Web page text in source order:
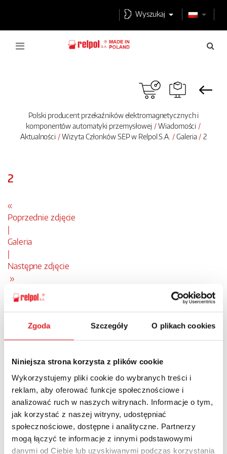
Zgoda Szczegóły O plikach cookies
Niniejsza strona korzysta z plików cookie
Wykorzystujemy pliki cookie do wybranych treści i
reklam, aby oferować funkcje społecznościowe i
analizować ruch w naszych witrynach. Informacje o tym,
jak korzystać z naszej witryny, udostępniać
społecznościowe, dostępne i analityczne. Partnerzy
mogą łączyć te informacje z innymi podstawowymi
danymi od Ciebie lub uzyskiwanymi podczas korzystania
Wyszukaj
Polski producent przekaźników elektromagnetycznych i
komponentów automatyki przemysłowej
Wiadomości
Aktualności
Wizyta Członków SEP w Relpol S.A. Galeria 2
2
«
Poprzednie zdjęcie
Galeria
Następne zdjęcie
»
Nowości Aktualności